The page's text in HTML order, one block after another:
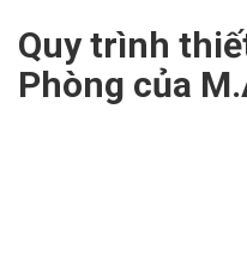
Quy trình
Phòng của